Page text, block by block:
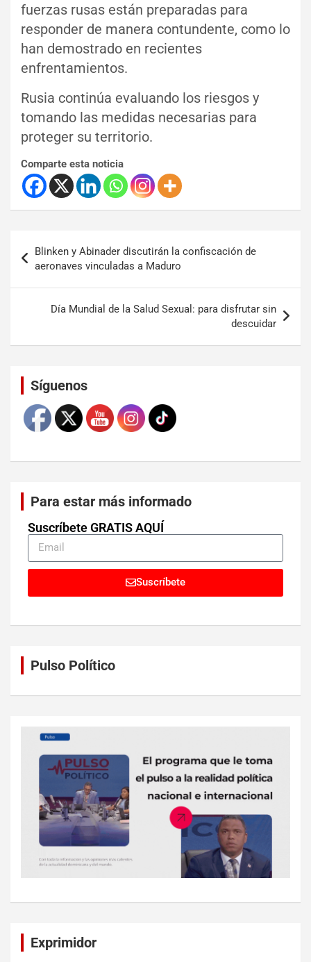
fuerzas rusas están preparadas para
responder de manera contundente, como lo
han demostrado en recientes
enfrentamientos.
Rusia continúa evaluando los riesgos y
tomando las medidas necesarias para
proteger su territorio.
Comparte esta noticia
Blinken y Abinader discutirán la confiscación de
aeronaves vinculadas a Maduro
Día Mundial de la Salud Sexual: para disfrutar sin
descuidar
Síguenos
Para estar más informado
Suscríbete GRATIS AQUÍ
Suscríbete
Pulso Político
Exprimidor